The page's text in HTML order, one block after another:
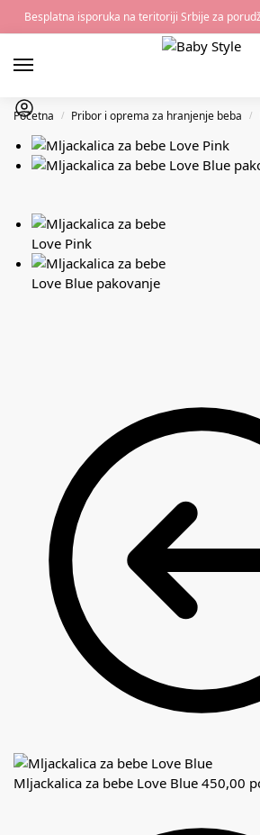
Besplatna isporuka na teritoriji Srbije za
Početna / Pribor i oprema za hranjenje beba /
Mljackalica za bebe Love Blue 450,00